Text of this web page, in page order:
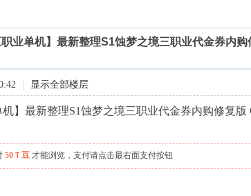
职业单机】最新整理S1蚀梦之境三职业代金券内
显示全部楼层
机】最新整理S1蚀梦之境三职业代金券内购修复
50Ｔ豆 才能浏览，支付请点击最右面支付按钮